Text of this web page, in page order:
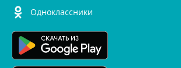
Одноклассники